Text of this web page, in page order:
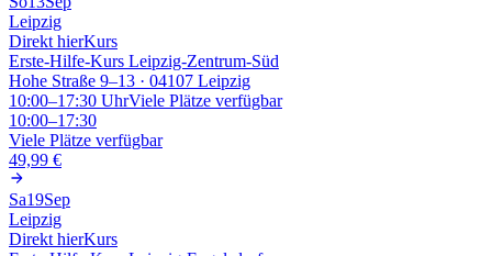
Leipzig
Direkt hierKurs
Erste-Hilfe-Kurs Leipzig-Zentrum-Süd
Hohe Straße 9–13 · 04107 Leipzig
10:00–17:30 UhrViele Plätze verfügbar
10:00–17:30
Viele Plätze verfügbar
49,99 €
Sa19Sep
Leipzig
Direkt hierKurs